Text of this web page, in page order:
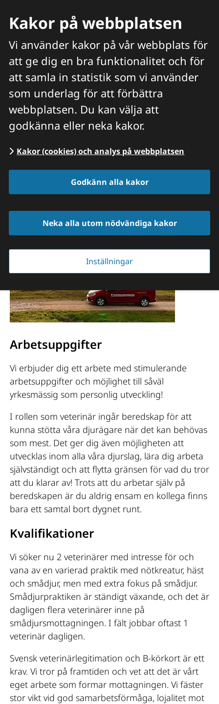
Kakor på webbplatsen
Vi använder kakor på vår webbplats för
att ge dig en bra funktionalitet och för
att samla in statistik som vi använder
som underlag för att förbättra
webbplatsen. Du kan välja att
godkänna eller neka kakor.
Kakor (cookies) och analys på webbplatsen
Godkänn alla kakor
Neka alla utom nödvändiga kakor
Inställningar
Meny Hitta veterinär Sök
Start / Jobba hos oss / Lediga jobb
jobb - annonser / Veterinärer till Kalix
Veterinärer till Kalix
Arbetsuppgifter
Vi erbjuder dig ett arbete med stimulerande
arbetsuppgifter och möjlighet till såväl
yrkesmässig som personlig utveckling!
I rollen som veterinär ingår beredskap för att
kunna stötta våra djurägare när det kan behövas
som mest. Det ger dig även möjligheten att
utvecklas inom alla våra djurslag, lära dig arbeta
självständigt och att flytta gränsen för vad du tror
att du klarar av! Trots att du arbetar själv på
beredskapen är du aldrig ensam en kollega finns
bara ett samtal bort dygnet runt.
Kvalifikationer
Vi söker nu 2 veterinärer med intresse för och
vana av en varierad praktik med nötkreatur, häst
och smådjur, men med extra fokus på smådjur.
Smådjurpraktiken är ständigt växande, och det är
dagligen flera veterinärer inne på
smådjursmottagningen. I fält jobbar oftast 1
veterinär dagligen.
Svensk veterinärlegitimation och B-körkort är ett
krav. Vi tror på framtiden och vet att det är vårt
eget arbete som formar mottagningen. Vi fäster
stor vikt vid god samarbetsförmåga, lojalitet mot